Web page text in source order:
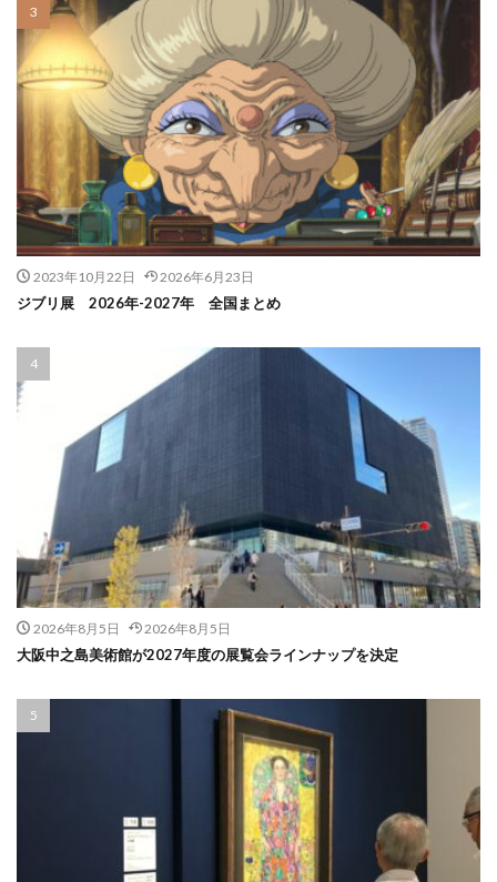
2023年10月22日 2026年6月23日
ジブリ展 2026年-2027年 全国まとめ
2026年8月5日 2026年8月5日
大阪中之島美術館が2027年度の展覧会ラインナップを決定